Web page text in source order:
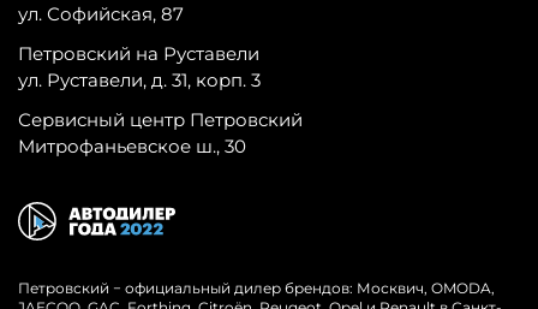
ул. Софийская, 87
Петровский на Руставели
ул. Руставели, д. 31, корп. 3
Сервисный центр Петровский
Митрофаньевское ш., 30
Петровский − официальный дилер брендов: Москвич, OMODA,